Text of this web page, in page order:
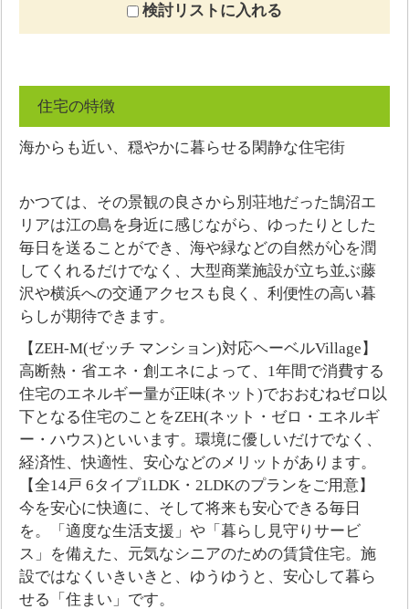
検討リストに入れる
住宅の特徴
海からも近い、穏やかに暮らせる閑静な住宅街
かつては、その景観の良さから別荘地だった鵠沼エ
リアは江の島を身近に感じながら、ゆったりとした
毎日を送ることができ、海や緑などの自然が心を潤
してくれるだけでなく、大型商業施設が立ち並ぶ藤
沢や横浜への交通アクセスも良く、利便性の高い暮
らしが期待できます。
【ZEH-M(ゼッチ マンション)対応ヘーベルVillage】
高断熱・省エネ・創エネによって、1年間で消費する
住宅のエネルギー量が正味(ネット)でおおむねゼロ以
下となる住宅のことをZEH(ネット・ゼロ・エネルギ
ー・ハウス)といいます。環境に優しいだけでなく、
経済性、快適性、安心などのメリットがあります。
【全14戸 6タイプ1LDK・2LDKのプランをご用意】
今を安心に快適に、そして将来も安心できる毎日
を。「適度な生活支援」や「暮らし見守りサービ
ス」を備えた、元気なシニアのための賃貸住宅。施
設ではなくいきいきと、ゆうゆうと、安心して暮ら
せる「住まい」です。